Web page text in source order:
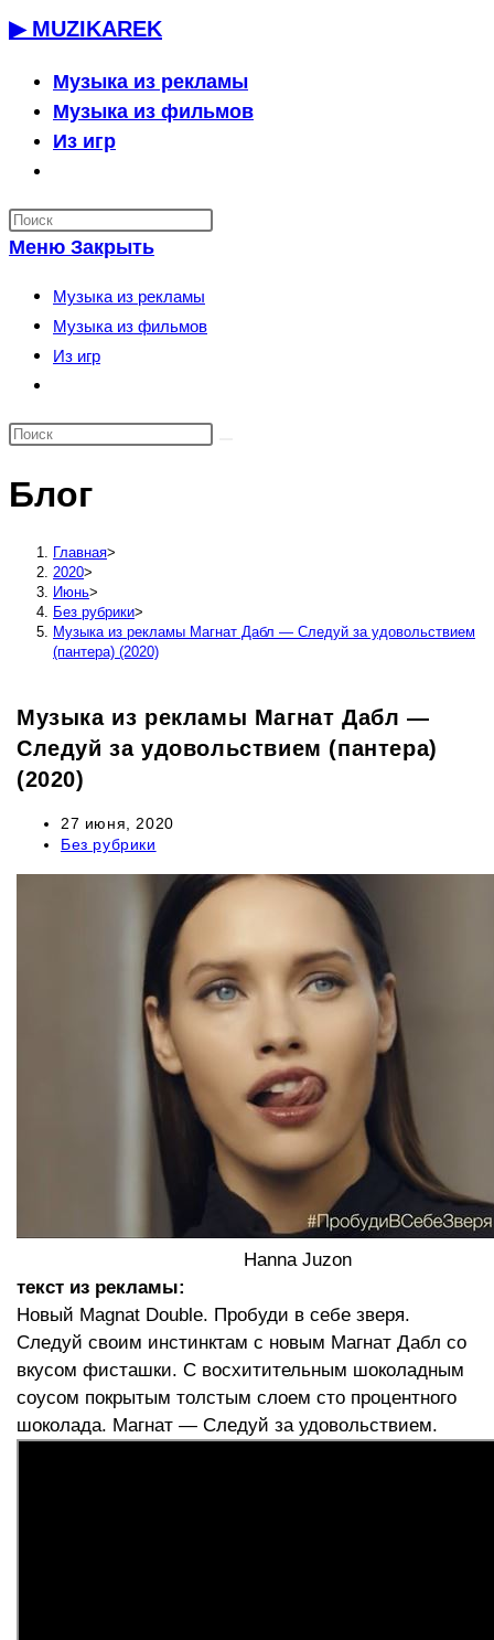
Перейти
содержимому
▶ MUZIKAREK
Музыка из рекламы
Музыка из фильмов
Из игр
по
веб-
сайту
Меню Закрыть
Музыка из рекламы
Музыка из фильмов
Из игр
по
сайту
Блог
Главная>
2020>
Июнь>
Без рубрики>
Музыка из рекламы Магнат Дабл — Следуй за удовольствием
(пантера) (2020)
Музыка из рекламы Магнат Дабл —
Следуй за удовольствием (пантера)
(2020)
Запись
опубликована:
27 июня, 2020
Рубрика
Без рубрики
Hanna Juzon
текст из рекламы:
Новый Magnat Double. Пробуди в себе зверя.
Следуй своим инстинктам с новым Магнат Дабл со
вкусом фисташки. С восхитительным шоколадным
соусом покрытым толстым слоем сто процентного
шоколада. Магнат — Следуй за удовольствием.